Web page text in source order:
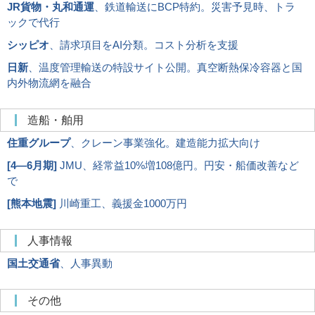
JR貨物・丸和通運 、鉄道輸送にBCP特約。災害予見時、トラ
ックで代行
シッピオ 、請求項目をAI分類。コスト分析を支援
日新 、温度管理輸送の特設サイト公開。真空断熱保冷容器と国
内外物流網を融合
造船・舶用
住重グループ、クレーン事業強化。建造能力拡大向け
[4―6月期] JMU、経常益10%増108億円。円安・船価改善など
で
[熊本地震] 川崎重工、義援金1000万円
人事情報
国土交通省、人事異動
その他